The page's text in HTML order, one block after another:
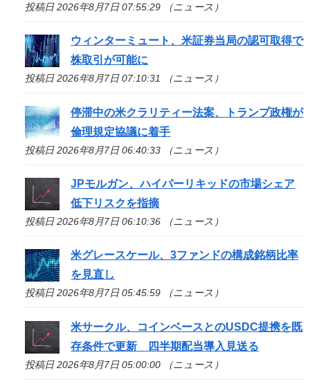
投稿日 2026年8月7日 07:55:29 （ニュース）
ウィンターミュート、米証券当局の認可取得で
株取引が可能に
投稿日 2026年8月7日 07:10:31 （ニュース）
停滞中の米クラリティー法案、トランプ政権が
倫理規定協議に着手
投稿日 2026年8月7日 06:40:33 （ニュース）
JPモルガン、ハイパーリキッドの市場シェア
低下リスクを指摘
投稿日 2026年8月7日 06:10:36 （ニュース）
米グレースケール、3ファンドの構成銘柄比率
を見直し
投稿日 2026年8月7日 05:45:59 （ニュース）
米サークル、コインベースとのUSDC提携を既
存条件で更新 四半期配当導入見送る
投稿日 2026年8月7日 05:00:00 （ニュース）